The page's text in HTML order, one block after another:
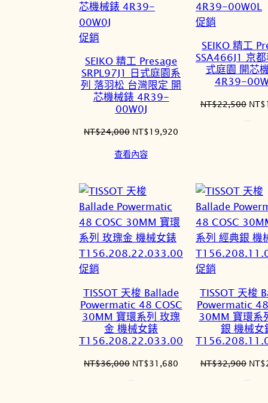
促銷
商
品
SEIKO 精工 Presage
SRPL97J1 日式庭園系
列 落羽松 台灣限定 開
芯機械錶 4R39-
00W0J
NT$24,000 原
價
NT$24,000。
NT$19,920
NT$19,920。
查看內容
促銷
商
品
SEIKO 精工
SSA466J1 京
式庭園 開芯
4R39-
NT$22,500 原
NT$
促銷
商
品
TISSOT 天梭 Ballade
Powermatic 48 COSC
30MM 寶環系列 玫瑰
金 機械女錶
T156.208.22.033.00
NT$36,000 原
NT$31,680
促銷
商
品
TISSOT 天梭
Powermatic
30MM 寶環系
銀 機械女
NT$32,900 原
NT$